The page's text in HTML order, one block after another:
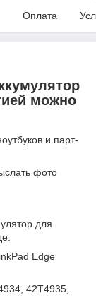
Оплата
можно
и парт-
фото
для
Edge
42T4935,